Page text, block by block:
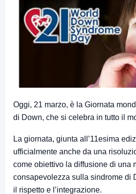
Oggi, 21 marzo, è la Giornata
di Down, che si celebra in tutto il
La giornata, giunta all’11esima
ufficialmente anche da una
come obiettivo la diffusione di una
consapevolezza sulla sindrome di
il rispetto e l’integrazione.